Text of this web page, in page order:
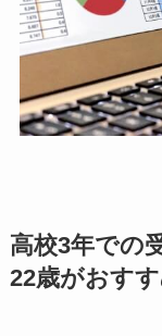
高校3年での
22歳がおすす